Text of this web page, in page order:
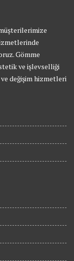
Gömme
ve işlevselliği
değişim hizmetleri